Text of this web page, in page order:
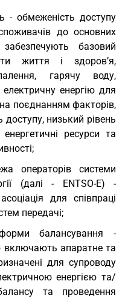
- обмеженість доступу
до основних
базовий
життя і здоров’я,
гарячу воду,
енергію для
поєднанням факторів,
низький рівень
ресурси та
операторів системи
(далі - ENTSO-E) -
для співпраці
передачі;
балансування -
включають апаратне та
для супроводу
енергією та/
та проведення